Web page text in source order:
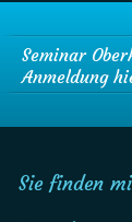
Seminar
Anmeldung
Sie finden